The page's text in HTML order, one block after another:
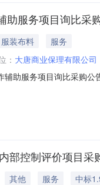
助服务项目询比采
服装布料
服务
： 大唐商业保理有限公司
辅助服务项目询比采购
司物资分公司九、采购
部控制评价项目采
其他 服务
中标